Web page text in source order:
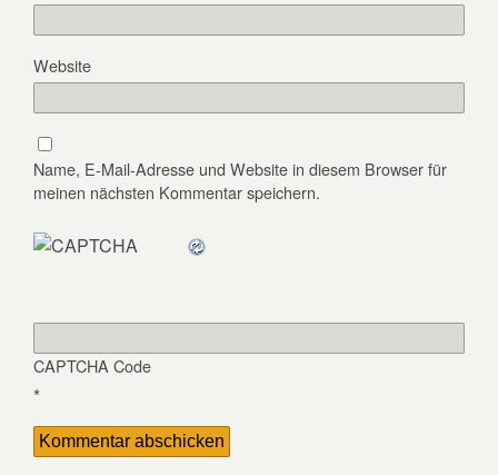
Website
Name, E-Mail-Adresse und Website in diesem Browser für
meinen nächsten Kommentar speichern.
CAPTCHA Code
*